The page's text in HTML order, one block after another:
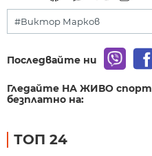
#Виктор Марков
Последвайте ни
Гледайте НА ЖИВО спорт
безплатно на:
ТОП 24